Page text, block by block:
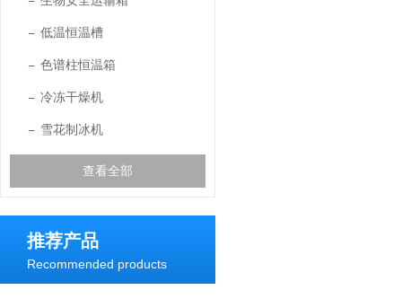
低温恒温槽
色谱柱恒温箱
冷冻干燥机
雪花制冰机
查看全部
推荐产品
Recommended products